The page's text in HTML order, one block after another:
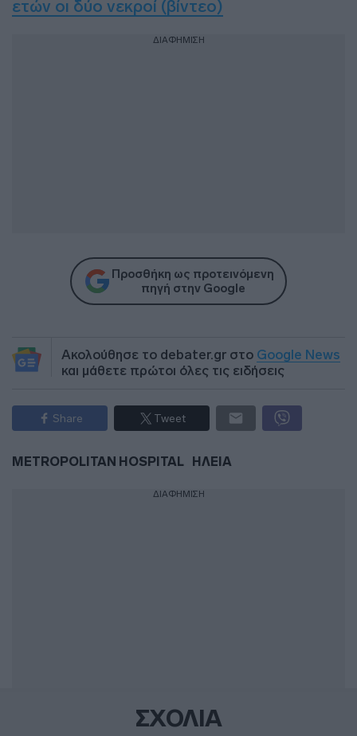
ετών οι δύο νεκροί (βίντεο)
ΔΙΑΦΗΜΙΣΗ
Προσθήκη ως προτεινόμενη
πηγή στην Google
Ακολούθησε το debater.gr στο Google News
και μάθετε πρώτοι όλες τις ειδήσεις
Share Tweet
METROPOLITAN HOSPITAL ΗΛΕΙΑ
ΔΙΑΦΗΜΙΣΗ
ΣΧΟΛΙΑ